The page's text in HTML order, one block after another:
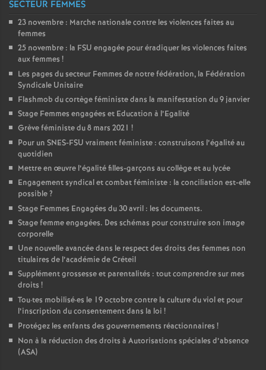
SECTEUR FEMMES
23 novembre : Marche nationale contre les violences faites au
femmes
25 novembre : la FSU engagée pour éradiquer les violences faites
aux femmes !
Les pages du secteur Femmes de notre fédération, la Fédération
Syndicale Unitaire
Flashmob du cortège féministe dans la manifestation du 9 janvier
Stage Femmes engagées et Education à l’Egalité
Grève féministe du 8 mars 2021 !
Pour un SNES-FSU vraiment féministe : construisons l’égalité au
quotidien
Mettre en œuvre l’égalité filles-garçons au collège et au lycée
Engagement syndical et combat féministe : la conciliation est-elle
possible?
Stage Femmes Engagées du 30 avril : les documents.
Stage femme engagées. Des schémas pour construire son image
corporelle
Une nouvelle avancée dans le respect des droits des femmes non
titulaires de l’académie de Créteil
Supplément grossesse et parentalités : tout comprendre sur mes
droits !
Tou·tes mobilisé·es le 19 octobre contre la culture du viol et pour
l’inscription du consentement dans la loi !
Protégez les enfants des gouvernements réactionnaires !
Non à la réduction des droits à Autorisations spéciales d’absence
(ASA)